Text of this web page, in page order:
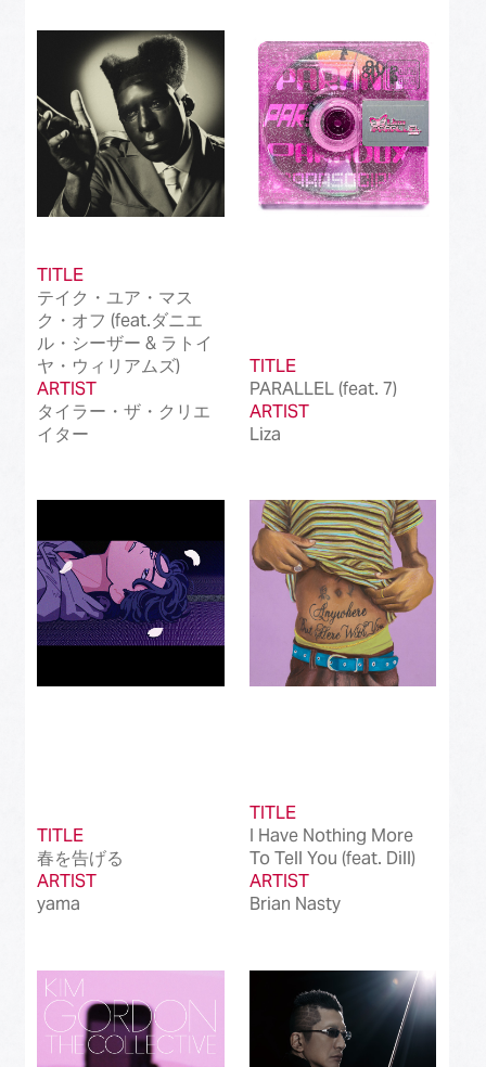
TITLE
テイク・ユア・マス
ク・オフ (feat.ダニエ
ル・シーザー & ラトイ
ヤ・ウィリアムズ)
ARTIST
タイラー・ザ・クリエ
イター
TITLE
PARALLEL (feat. 7)
ARTIST
Liza
TITLE
春を告げる
ARTIST
yama
TITLE
I Have Nothing More
To Tell You (feat. Dill)
ARTIST
Brian Nasty